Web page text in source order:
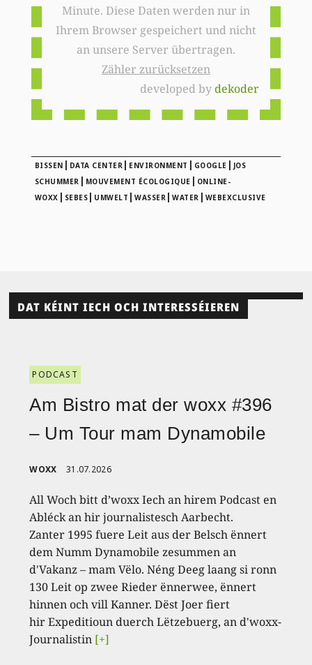
Minute. Diese Daten werden nur in
Ihrem Browser gespeichert und nicht
an unsere Server übertragen.
Zähler zurücksetzen
developed bydekoder
BISSEN | DATA CENTER | ENVIRONMENT | GOOGLE | JOS
SCHUMMER | MOUVEMENT ÉCOLOGIQUE | ONLINE-
WOXX | SEBES | UMWELT |WASSER |WATER | WEBEXCLUSIVE
DAT KÉINT IECH OCH INTERESSÉIEREN
PODCAST
Am Bistro mat der woxx #396
– Um Tour mam Dynamobile
WOXX 31.07.2026
All Woch bitt d’woxx Iech an hirem Podcast en
Abléck an hir journalistesch Aarbecht.
Zanter 1995 fuere Leit aus der Belsch ënnert
dem Numm Dynamobile zesummen an
d'Vakanz – mam Vëlo. Néng Deeg laang si ronn
130 Leit op zwee Rieder ënnerwee, ënnert
hinnen och vill Kanner. Dëst Joer fiert
hir Expeditioun duerch Lëtzebuerg, an d'woxx-
Journalistin [+]